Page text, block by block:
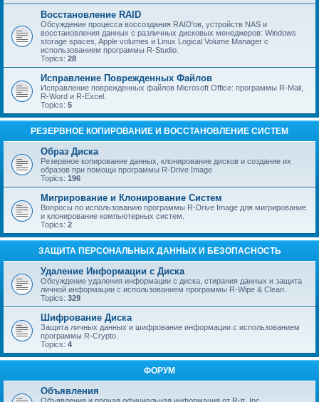
Восстановление RAID
Обсуждение процесса воссоздания RAID'ов, устройств NAS и
восстановления данных с различных дисковых менеджеров: Windows
storage spaces, Apple volumes и Linux Logical Volume Manager с
использованием программы R-Studio.
Topics: 28
Исправление Поврежденных Файлов
Исправление поврежденных файлов Microsoft Office: программы R-Mail,
R-Word и R-Excel.
Topics: 5
РЕЗЕРВНОЕ КОПИРОВАНИЕ И ВОССТАНОВЛЕНИЕ СИСТЕМ
Образ Диска
Резервное копирование данных, клонирование дисков и создание их
образов при помощи программы R-Drive Image
Topics: 196
Мигрирование и Клонирование Систем
Вопросы по использованию программы R-Drive Image для мигрирование
и клонирование компьютерных систем.
Topics: 2
ЗАЩИТА ПЕРСОНАЛЬНЫХ ДАННЫХ И БЕЗОПАСНОСТЬ
Удаление Информации с Диска
Обсуждение удаления информации с диска, стирания данных и защита
личной информации с использованием программы R-Wipe & Clean.
Topics: 329
Шифрование Диска
Защита личных данных и шифрование информации с использованием
программы R-Crypto.
Topics: 4
ФОРУМ
Объявления